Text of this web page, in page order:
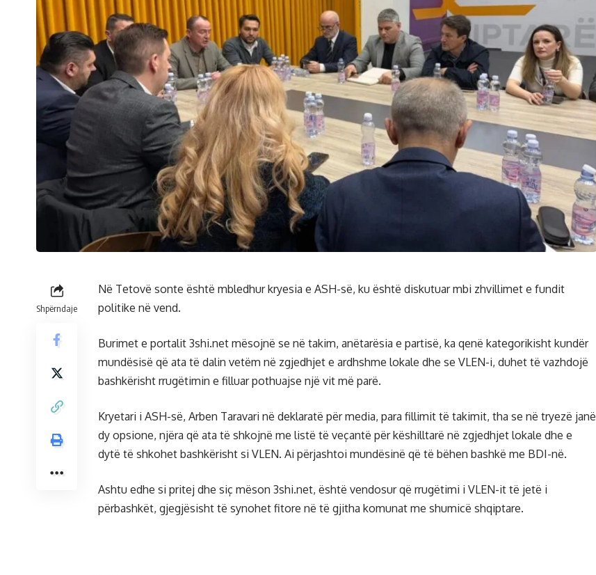
Shpërndaje
Në Tetovë sonte është mbledhur kryesia e ASH-së, ku është diskutuar mbi zhvillimet e fundit
politike në vend.
Burimet e portalit 3shi.net mësojnë se në takim, anëtarësia e partisë, ka qenë kategorikisht kundër
mundësisë që ata të dalin vetëm në zgjedhjet e ardhshme lokale dhe se VLEN-i, duhet të vazhdojë
bashkërisht rrugëtimin e filluar pothuajse një vit më parë.
Kryetari i ASH-së, Arben Taravari në deklaratë për media, para fillimit të takimit, tha se në tryezë janë
dy opsione, njëra që ata të shkojnë me listë të veçantë për këshilltarë në zgjedhjet lokale dhe e
dytë të shkohet bashkërisht si VLEN. Ai përjashtoi mundësinë që të bëhen bashkë me BDI-në.
Ashtu edhe si pritej dhe siç mëson 3shi.net, është vendosur që rrugëtimi i VLEN-it të jetë i
përbashkët, gjegjësisht të synohet fitore në të gjitha komunat me shumicë shqiptare.